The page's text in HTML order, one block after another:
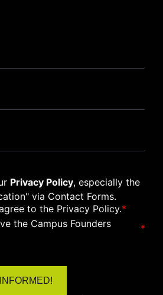
Privacy Policy, especially the
via Contact Forms.
to the Privacy Policy.*
the Campus Founders
*